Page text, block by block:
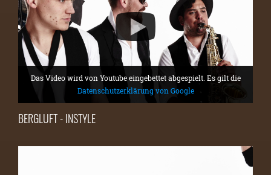
Das Video wird von Youtube eingebettet abgespielt. Es gilt die
Datenschutzerklärung von Google
BERGLUFT - INSTYLE